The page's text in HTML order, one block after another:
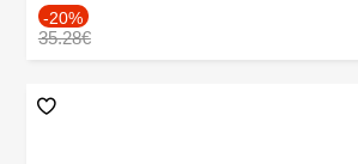
-20%
35.28€